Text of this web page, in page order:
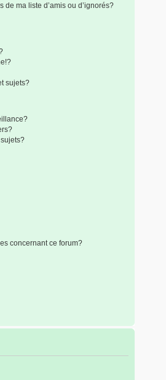
ma liste d’amis ou d’ignorés?
sujets?
concernant ce forum?